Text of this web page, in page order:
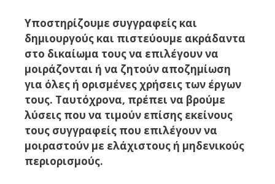
Υποστηρίζουμε συγγραφείς και
δημιουργούς και πιστεύουμε ακράδαντα
στο δικαίωμα τους να επιλέγουν να
μοιράζονται ή να ζητούν αποζημίωση
για όλες ή ορισμένες χρήσεις των έργων
τους. Ταυτόχρονα, πρέπει να βρούμε
λύσεις που να τιμούν επίσης εκείνους
τους συγγραφείς που επιλέγουν να
μοιραστούν με ελάχιστους ή μηδενικούς
περιορισμούς.